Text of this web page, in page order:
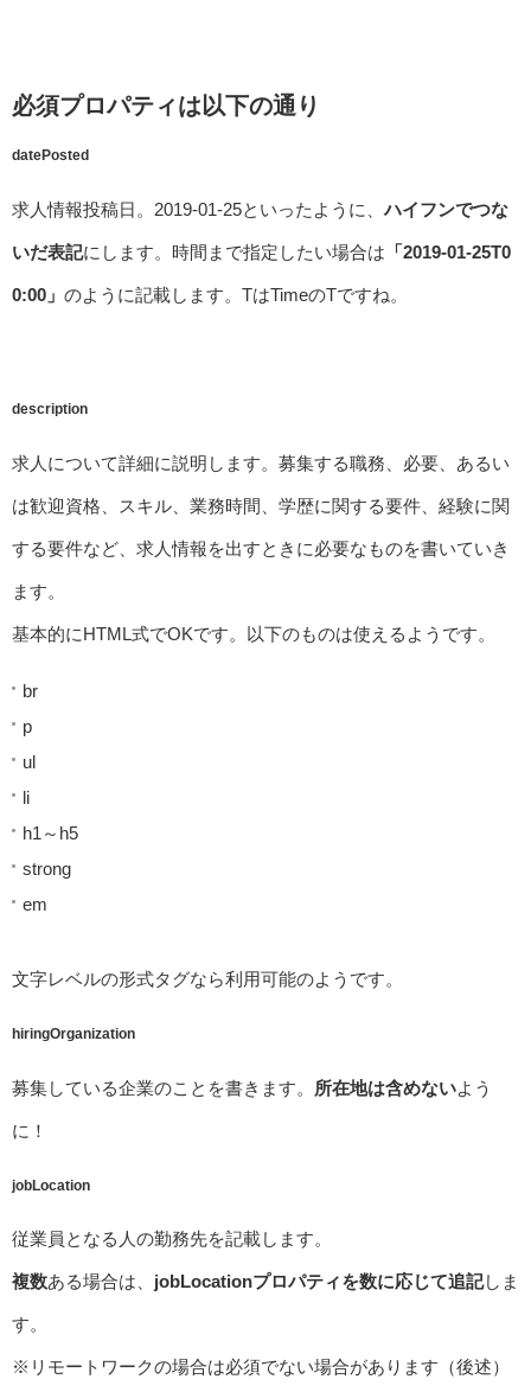
必須プロパティは以下の通り
datePosted
求人情報投稿日。2019-01-25といったように、ハイフンでつな
いだ表記にします。時間まで指定したい場合は 「2019-01-25T0
0:00」 のように記載します。TはTimeのTですね。
description
求人について詳細に説明します。募集する職務、必要、あるい
は歓迎資格、スキル、業務時間、学歴に関する要件、経験に関
する要件など、求人情報を出すときに必要なものを書いていき
ます。
基本的にHTML式でOKです。以下のものは使えるようです。
br
p
ul
li
h1～h5
strong
em
文字レベルの形式タグなら利用可能のようです。
hiringOrganization
募集している企業のことを書きます。 所在地は含めないよう
に！
jobLocation
従業員となる人の勤務先を記載します。
複数ある場合は、 jobLocationプロパティを数に応じて追記しま
す。
※リモートワークの場合は必須でない場合があります（後述）